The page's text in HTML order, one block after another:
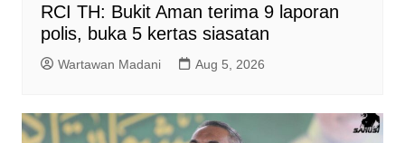
RCI TH: Bukit Aman terima 9 laporan
polis, buka 5 kertas siasatan
Wartawan Madani Aug 5, 2026